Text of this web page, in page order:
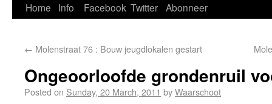
Home Info Facebook Twitter Abonneer
← Molenstraat 76 : Bouw jeugdlokalen gestart
Ongeoorloofde grondenruil
Posted on Sunday, 20 March, 2011 byWaarschoot